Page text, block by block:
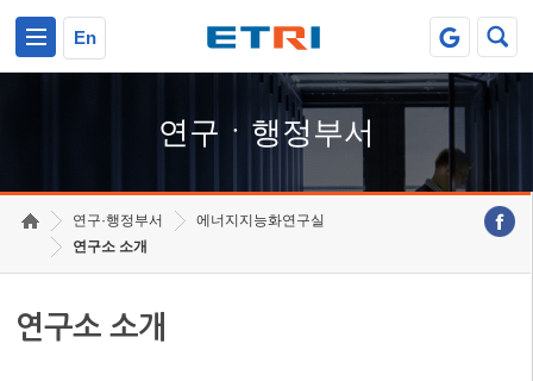
En
연구ㆍ행정부서
연구·행정부서
에너지지능화연구실
연구소 소개
연구소 소개